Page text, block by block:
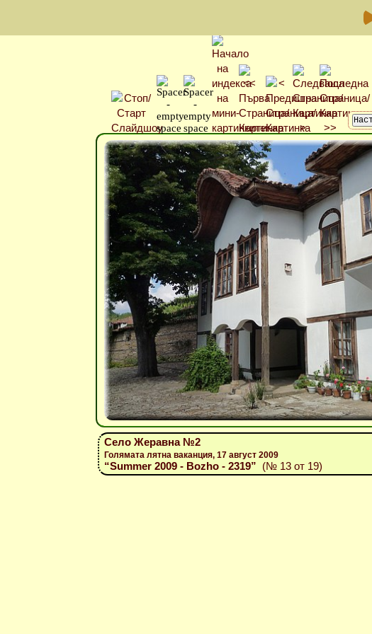
Село Жеравна №2
Голямата лятна ваканция, 17 август 2009
“Summer 2009 - Bozho - 2319” (№ 13 от 19)